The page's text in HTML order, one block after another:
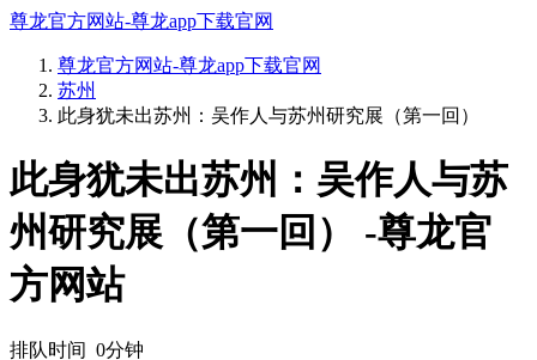
尊龙官方网站-尊龙app下载官网
尊龙官方网站-尊龙app下载官网
苏州
此身犹未出苏州：吴作人与苏州研究展（第一回）
此身犹未出苏州：吴作人与苏
州研究展（第一回） -尊龙官
方网站
排队时间 0分钟